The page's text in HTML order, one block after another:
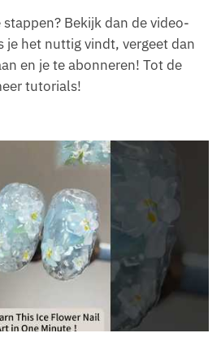
Bekijk dan de video-
het nuttig vindt, vergeet dan
en je te abonneren! Tot de
tutorials!